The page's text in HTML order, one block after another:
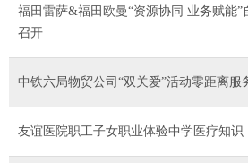
福田雷萨&福田欧曼“资源协同 业务赋能
召开
中铁六局物贸公司“双关爱”活动零距离服
友谊医院职工子女职业体验中学医疗知识